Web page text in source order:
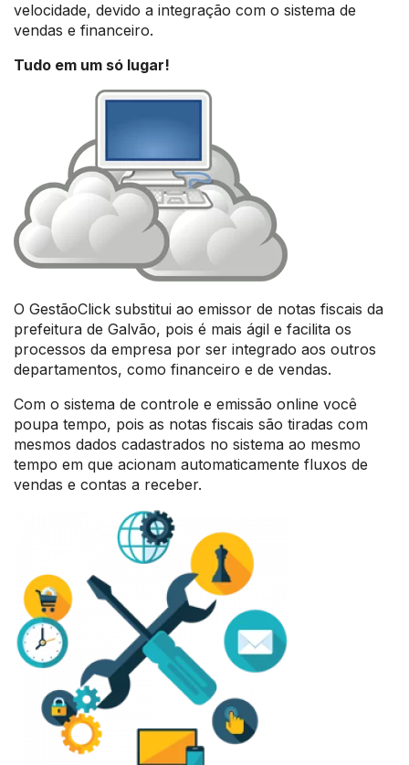
velocidade, devido a integração com o sistema de
vendas e financeiro.
Tudo em um só lugar!
O GestãoClick substitui ao emissor de notas fiscais da
prefeitura de Galvão, pois é mais ágil e facilita os
processos da empresa por ser integrado aos outros
departamentos, como financeiro e de vendas.
Com o sistema de controle e emissão online você
poupa tempo, pois as notas fiscais são tiradas com
mesmos dados cadastrados no sistema ao mesmo
tempo em que acionam automaticamente fluxos de
vendas e contas a receber.